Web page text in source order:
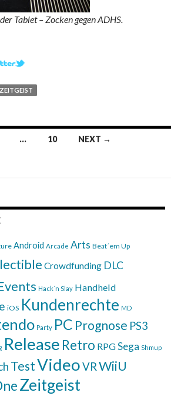
Tablet – Zocken gegen ADHS.
gegen ADHS
ZEITGEIST
… 10 NEXT →
Android Arcade Arts Beat´em Up
Crowdfunding DLC
Hack´n Slay Handheld
iOS Kundenrechte MD
Party PC Prognose PS3
Release Retro RPGSega Shmup
TestVideoVRWiiU
Zeitgeist